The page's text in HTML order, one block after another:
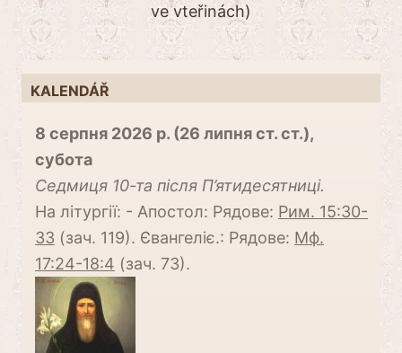
ve vteřinách)
KALENDÁŘ
8 серпня 2026 р. (26 липня ст. ст.),
субота
Cедмиця 10-та після П’ятидесятниці.
На літургії: - Апостол: Рядове: Рим. 15:30-
33 (зач. 119). Євангеліє.: Рядове: Мф.
17:24-18:4 (зач. 73).